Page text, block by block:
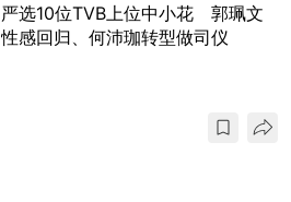
严选10位TVB上位中小花 郭珮文
性感回归、何沛珈转型做司仪